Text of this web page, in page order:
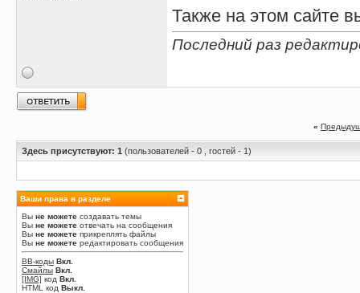
Также на этом сайте
Последний раз
«
Здесь присутствуют: 1 (пользователей - 0 , гостей - 1)
Ваши права в разделе
Вы не можете создавать темы
Вы не можете отвечать на сообщения
Вы не можете прикреплять файлы
Вы не можете редактировать сообщения
BB-коды Вкл.
Смайлы Вкл.
[IMG] код Вкл.
HTML код Выкл.